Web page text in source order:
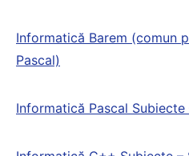
Informatică Barem (comun
Pascal)
Informatică Pascal